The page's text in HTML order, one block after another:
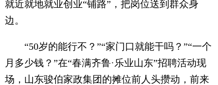
就近就地就业创业“铺路”，把岗位送到群众身
边。
“50岁的能行不？”“家门口就能干吗？”“一个
月多少钱？”在“春满齐鲁·乐业山东”招聘活动现
场，山东骏伯家政集团的摊位前人头攒动，前来